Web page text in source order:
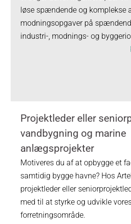
løse spændende og komplekse
modningsopgaver på
industri-, modnings- og
Projektleder eller
vandbygning og marine
anlægsprojekter
Motiveres du af at opbygge et
samtidig bygge havne? Hos
projektleder eller
med til at styrke og udvikle
forretningsområde.